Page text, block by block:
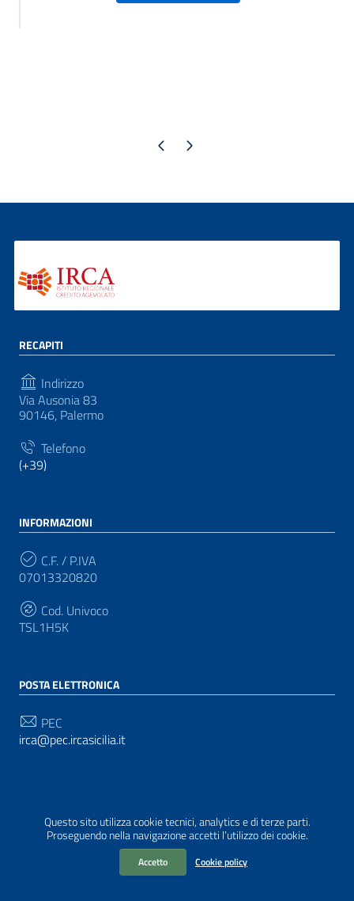
Questo sito utilizza cookie tecnici, analytics e di terze parti.
Proseguendo nella navigazione accetti l’utilizzo dei cookie.
Accetto Cookie policy
Pagina precedente
Pagina successiva
RECAPITI
Indirizzo
Via Ausonia 83
90146, Palermo
Telefono
(+39)
INFORMAZIONI
C.F. / P.IVA
07013320820
Cod. Univoco
TSL1H5K
POSTA ELETTRONICA
PEC
irca@pec.ircasicilia.it
Sezione Link Utili
Realizzato conWordPress |Tema grafico ItaliaWP2
Prototipo per siti PA di AgID